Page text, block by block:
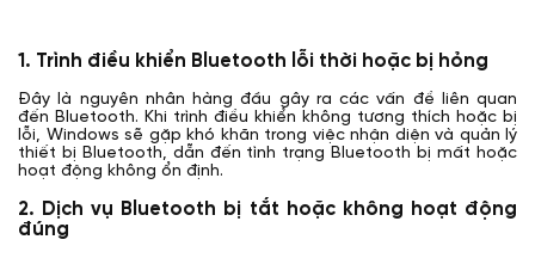
1. Trình điều khiển Bluetooth lỗi thời hoặc bị hỏng
Đây là nguyên nhân hàng đầu gây ra các vấn đề liên quan
đến Bluetooth. Khi trình điều khiển không tương thích hoặc bị
lỗi, Windows sẽ gặp khó khăn trong việc nhận diện và quản lý
thiết bị Bluetooth, dẫn đến tình trạng Bluetooth bị mất hoặc
hoạt động không ổn định.
2. Dịch vụ Bluetooth bị tắt hoặc không hoạt động
đúng